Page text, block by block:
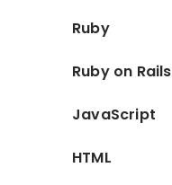
Ruby
Ruby on Rails
JavaScript
HTML